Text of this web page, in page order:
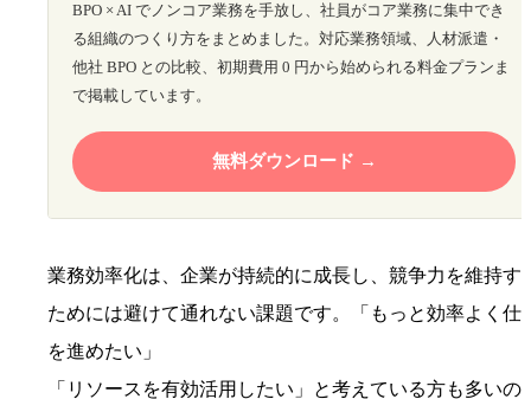
BPO × AI でノンコア業務を手放し、社員がコア業務に集中でき
る組織のつくり方をまとめました。対応業務領域、人材派遣・
他社 BPO との比較、初期費用 0 円から始められる料金プランま
で掲載しています。
無料ダウンロード
業務効率化は、企業が持続的に成長し、競争力を維持す
ためには避けて通れない課題です。「もっと効率よく仕
を進めたい」
「リソースを有効活用したい」と考えている方も多いの